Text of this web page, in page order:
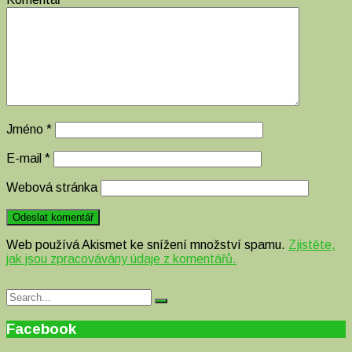
Jméno *
E-mail *
Webová stránka
Web používá Akismet ke snížení množství spamu. Zjistěte,
jak jsou zpracovávány údaje z komentářů.
Search
for:
Search
Facebook